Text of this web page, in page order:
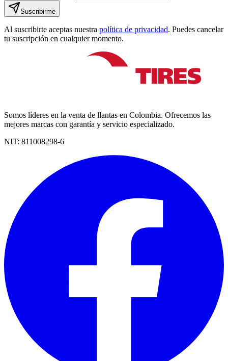
Suscribirme
Al suscribirte aceptas nuestra política de privacidad. Puedes cancelar
tu suscripción en cualquier momento.
Somos líderes en la venta de llantas en Colombia. Ofrecemos las
mejores marcas con garantía y servicio especializado.
NIT: 811008298-6